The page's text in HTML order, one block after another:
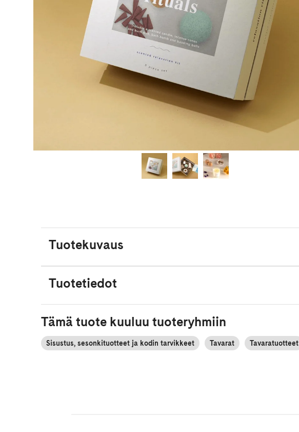
Tuotekuvaus
Tuotetiedot
Tämä tuote kuuluu tuoteryhmiin
Sisustus, sesonkituotteet ja kodin tarvikkeet Tavarat Tavaratuotteet